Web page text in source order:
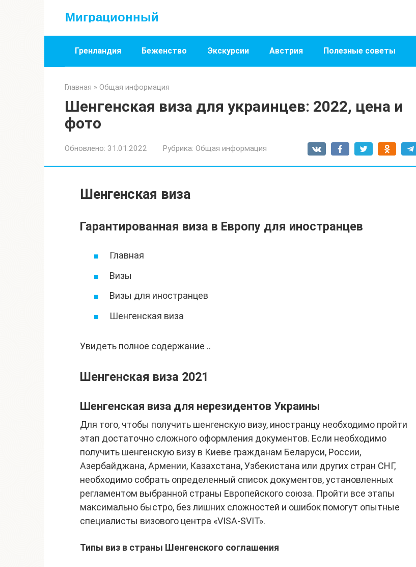
Миграционный
Гренландия Беженство Экскурсии Австрия Полезные советы
Главная » Общая информация
Шенгенская виза для украинцев: 2022, цена и
фото
Обновлено: 31.01.2022 Рубрика: Общая информация
Шенгенская виза
Гарантированная виза в Европу для иностранцев
Главная
Визы
Визы для иностранцев
Шенгенская виза
Увидеть полное содержание ..
Шенгенская виза 2021
Шенгенская виза для нерезидентов Украины
Для того, чтобы получить шенгенскую визу, иностранцу необходимо пройти
этап достаточно сложного оформления документов. Если необходимо
получить шенгенскую визу в Киеве гражданам Беларуси, России,
Азербайджана, Армении, Казахстана, Узбекистана или других стран СНГ,
необходимо собрать определенный список документов, установленных
регламентом выбранной страны Европейского союза. Пройти все этапы
максимально быстро, без лишних сложностей и ошибок помогут опытные
специалисты визового центра «VISA-SVIT».
Типы виз в страны Шенгенского соглашения